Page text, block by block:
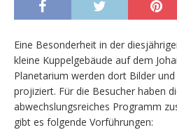
Eine Besonderheit in der
kleine Kuppelgebäude auf dem
Planetarium werden dort Bilder
projiziert. Für die Besucher haben
abwechslungsreiches Programm
gibt es folgende Vorführungen: